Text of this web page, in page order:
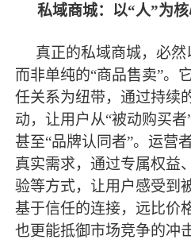
私域商城：以“人”为
真正的私域商城，必然
而非单纯的“商品售卖”。
任关系为纽带，通过持续
动，让用户从“被动购买
甚至“品牌认同者”。运营
真实需求，通过专属权益
验等方式，让用户感受到
基于信任的连接，远比价
也更能抵御市场竞争的冲